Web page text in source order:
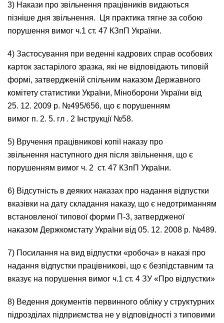
3) Накази про звільнення працівників видаються
пізніше дня звільнення. Ця практика тягне за собою
порушення вимог ч.1 ст. 47 КЗпП України.
4) Застосування при веденні кадрових справ особових
карток застарілого зразка, які не відповідають типовій
формі, затвердженій спільним наказом Державного
комітету статистики України, Міноборони України від
25. 12. 2009 р. №495/656, що є порушенням
вимог п. 2. 5. гл . 2 Інструкції №58.
5) Вручення працівникові копії наказу про
звільнення наступного дня після звільнення, що є
порушенням вимог ч. 2 ст. 47 КЗпП України.
6) Відсутність в деяких наказах про надання відпустки
вказівки на дату складання наказу, що є недотриманням
встановленої типової форми П-3, затвердженої
наказом Держкомстату України від 05. 12. 2008 р. №489.
7) Посилання на вид відпустки «робоча» в наказі про
надання відпустки працівникові, що є безпідставним та
вказує на порушення вимог ч.1 ст. 4 ЗУ «Про відпустки»
8) Ведення документів первинного обліку у структурних
підрозділах підприємства не у відповідності з типовими